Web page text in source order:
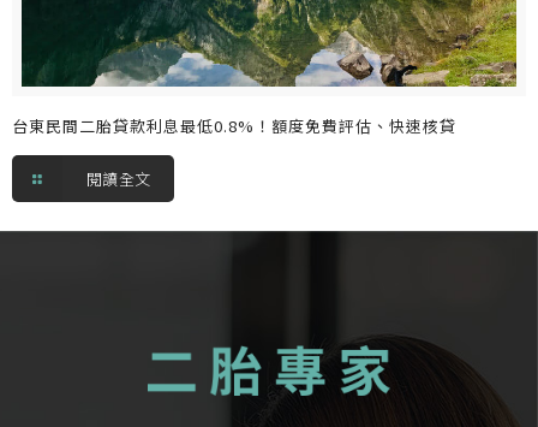
台東民間二胎貸款利息最低0.8%！額度免費評估、快速核貸
閱讀全文